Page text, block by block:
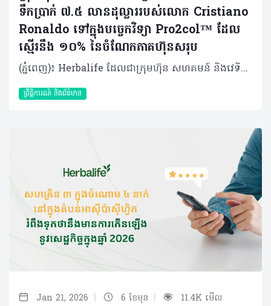
ទឹកប្រាក់ ៧.៥ លានដុល្លាររបស់លោក Cristiano
Ronaldo ទៅក្នុងបច្ចេកវិទ្យា Pro2col™ ដែល
ស្មើរនឹង ១០% នៃចំណែកភាគហ៊ុនសរុប
(ភ្នំពេញ)៖ Herbalife ដែលជាក្រុមហ៊ុន សហគមន៍ និងវេទិកាភ្ជាប់ទំនាក់ទំនង លំដាប់ថ្នាក់ពិភពលោក ផ្នែកសុខភាព និងសុខុមាលភាពនៅថ្ងៃនេះបានប្រកាសថា កីឡាករអន្តរជាតិលោក Cristiano Ronaldo បានទិញយកភាគហ៊ុន ១០% នៅក្នុងក្រុមហ៊ុន HBL Pro2col Software, LLC ដែលជាក្រុមហ៊ុនបុត្រសម្ព័ន្ធកាន់កាប់ទាំងស្រុងដោយក្រុមហ៊ុន Herbalife និងជាម្ចាស់កាន់កាប់បច្ចេកវិទ្យា Pro2col។ Pro2col គឺជាប្រព័ន្ធប្រតិបត្តិការសុខភាព និងសុខុមាលភាពផ្ទាល់ខ្លួនតាមបែបឌីជីថលជំនាន់ចុងក្រោយបង្អស់របស់ Herbalife ដែលត្រូវបានរចនាឡើងដើម្បីជំរុញការចូលរួមប្រចាំថ្ងៃ ការផ្លាស់ប្តូរឥរិយាបថប្រកបដោយនិរន្តរភាព និងលទ្ធផលដែលអាចវាស់វែងបាន តាមរយៈវិធីសាស្ត្រសុខុមាលភាពដែលផ្អែកលើទិន្នន័យដែលមានរចនាសម្ព័ន្ធច្បាស់លាស់។ លោក Ronaldo បានវិនិយោគទឹកប្រាក់ចំនួន ៧.៥ លានដុល្លារ រួមជាមួយការប្តេជ្ញាចិត្តក្នុងការផ្តល់នូវសេវាកម្ម និងសិទ្ធិឧបត្ថម្ភដល់ Pro2col Software។ ការវិនិយោគនេះសបញ្ជាក់ឱ្យឃើញពីការប្តេជ្ញាចិត្តរបស់លោកចំពោះសុខភាព និងអាហារូបត្ថម្ភ។ វាក៏ឆ្លុះបញ្ចាំងពីទំនុកចិត្តរបស់លោកចំពោះអនាគតនៃអាហារូបត្ថម្ភផ្ទាល់ខ្លួន និងចក្ខុវិស័យរបស់ Herbalife ក្នុងការធ្វើឱ្យកម្មវិធីសុខុមាលភាពផ្ទាល់ខ្លួននេះ អាចត្រូវបានប្រើប្រាស់បានទូលំទូលាយទូទាំងពិភពលោក ដោយរួមបញ្ចូលគ្នានូវបច្ចេកវិទ្យាច្នៃប្រឌិត និងសហគមន៍អ្នកចែកចាយដ៏ធំរបស់យើង។ Herbalife បានក្លាយជាដៃគូអាហារូបត្ថម្ភរបស់លោក Ronaldo ចាប់តាំងពីឆ្នាំ ២០១៣ មកម្ល៉េះ ដោយលោកបានដើរតួចយ៉ាងសំខាន់ក្នុងការចូលរួមជម្រុញការប្រើប្រាស់អាហារូបត្ថម្ភឱ្យកាន់តែប្រសើរឡើងនៅទូទាំងពិភពលោក។ កន្លងមក Herbalife និងលោក Ronaldo បានសហការគ្នាលើការដាក់ចេញនូវផលិតផល Herbalife24® CR7 Drive ដែលជាភេសជ្ជៈកីឡាដែលត្រូវបានបង្កើតឡើងដើម្បីបំពេញតម្រូវការអាហារូបត្ថម្ភ និងតម្រូវការសម្រាប់ការលេងកីឡារបស់វីរបុរសបាល់ទាត់ពិភពលោករូបនេះ និងផ្តល់អត្ថប្រយោជន៍ដល់កីឡាករគ្រប់កម្រិតនៅជុំវិញពិភពលោក។ លោក Stephan Gratziani អគ្គនាយកប្រតិបត្តិក្រុមហ៊ុន Herbalife បានមានប្រសាសន៍ថា៖ «លោក Cristiano គឺជាដៃគូដ៏មានតម្លៃអស់រយៈពេលជាងមួយទសវត្សរ៍មកហើយ ហើយការសម្រេចចិត្តរបស់លោកក្នុងការទិញយកភាគហ៊ុននៅក្នុង Pro2col គឺជាចំណុចរបត់ដ៏សំខាន់មួយនៅក្នុងទំនាក់ទំនងរបស់យើង»។ «ការវិនិយោគរបស់លោកឆ្លុះបញ្ចាំងពីជំនឿរួមគ្នាលើឥទ្ធិពលនៃអាហារូបត្ថម្ភ ទិន្នន័យ បញ្ញាសិប្បនិម្មិត និងការលើកកម្ពស់ការយល់ដឹងផ្ទាល់ខ្លួន ដើម្បីជំរុញឱ្យលទ្ធផលសុខភាពបុគ្គលកាន់តែប្រសើរឡើងៗ ក៏ដូចជាពង្រឹងទំនុកចិត្តរបស់លោកទៅលើរបស់ Pro2col​ ផងដែរ»។ Pro2col ប្រើប្រាស់ទិន្នន័យផ្ទាល់ខ្លួនរបស់បុគ្គលម្នាក់ៗ ដើម្បីបង្កើតផែនការសុខុមាលភាពជាក់លាក់សម្រាប់បុគ្គលនោះ ជាមួយនឹងប្រព័ន្ធតាមដានអាហារូបត្ថម្ភឆ្លាតវៃ។ កម្មវិធីនេះអាចសម្របខ្លួនទៅទៅតាមរបៀបរស់នៅរបស់បុគ្គលម្នាក់ៗ ដែលវានឹងធ្វើឱ្យកម្មវិធីសុខុមាលក្លាយជារឿងសាមញ្ញ និងមានលក្ខណៈឯកជន។ ចំណុចស្នូលរបស់វាគឺ Pro2Score ដែលជាប្រព័ន្ធវាយតម្លៃសុខុមាលភាព នឹងតាមដានចំណុចសំខាន់ៗ ដែលត្រូវបានរចនាឡើងដើម្បីផ្តល់នូវភាពច្បាស់លាស់ ការលើកទឹកចិត្ត និងទិន្នន័យដែលអាចយកមកអនុវត្តបានជាក់ស្តែង។លើសពីនេះទៅទៀត Pro2col ក៏ផ្តល់ជូនអ្នកចែកចាយឯករាជ្យរបស់ Herbalife នូវឧបករណ៍ចាំបាច់ និងចំណេះដឹងបន្ថែមអំពីវេទិកានេះ ដើម្បីជួយគាំទ្រដល់អតិថិជនរបស់ពួកគេឱ្យទទួលបាននូវកម្មវិធីសុខុមាលភាពផ្ទាល់ខ្លួនដែលអាចចូលប្រើប្រាស់បានដោយងាយ និងអាចពង្រីកវិសាលភាពបានវែងឆ្ងាយបន្តទៀត។ លោក Cristiano Ronaldo បានមានប្រសាសន៍ថា៖ «បន្ទាប់ពីបានរួមរស់ជាមួយគ្នាអស់រយៈពេលជាងមួយទសវត្សរ៍ ទំនាក់ទំនងរបស់យើងមានមូលដ្ឋានលើទំនុកចិត្ត និងចក្ខុវិស័យរួមគ្នា។ ការវិនិយោគលើ Pro2col វាហាក់បីដូចជាការវិវត្តន៍តាមបែបធម្មជាតិដូច្នោះ។ ក្រៅតែអំពីការរតំណាងឱ្យ Herbalife នេះគឺជាការជួយរៀបចំ និងពង្រីកវេទិកាមួយដែលអាចផ្លាស់ប្តូររបៀបដែលមនុស្សអាចយកចិត្តទុកដាក់ទៅលើសុខភាព និងសុខុមាលភាពរបស់ពួកគេបានយ៉ាងពិតប្រាកដ»។ លោកក៏មានប្រសាសន៍បន្ថែមទៀតផងដែរថា «ខ្ញុំបានឃើញដោយផ្ទាល់ភ្នែកពីរបៀបដែល Herbalife រួមបញ្ចូលគ្នាទាំងវិទ្យាសាស្ត្រ ការច្នៃប្រឌិត និងការគាំទ្រដែលមានលក្ខណៈឯកជន ដើម្បីធ្វើឱ្យបញ្ហាសុខភាព និងសុខុមាលភាពកាន់តែងាយស្រួលចូលប្រើប្រាស់។ ការធ្វើការងាររួមគ្នាជាមួយ Herbalife ដើម្បីបង្កើតអ្វីមួយដែលមានឥទ្ធិពលយូរអង្វែង គឺជាអ្វីដែលជំរុញទឹកចិត្តខ្ញុំនៅក្នុងដំណាក់កាលនៃអាជីពរបស់ខ្ញុំនេះ»។ Pro2col គាំទ្រដល់យុទ្ធសាស្ត្ររយៈពេលវែងរបស់ Herbalife ក្នុងការក្លាយជាវេទិកាសុខភាព និងសុខុមាលភាពដែលតភ្ជាប់គ្នា និងផ្អែកលើទិន្នន័យ ដោយរួមបញ្ចូលនូវផលិតផលដែលមានគុណភាព សហគមន៍ដ៏ធំបញ្ញាសិប្បនិម្មិត និងសមត្ថភាពឌីជីថល ដើម្បីបម្រើអតិថិជនទូទាំងពិភពលោកឱ្យកាន់តែប្រសើរឡើង។ Herbalife បានចាប់ផ្តើមការសាកល្បង (beta rollout) Pro2col ជាដំណាក់កាលជាយុទ្ធសាស្ត្រ ដោយមានគោលបំណងប្រមូលការយល់ដឹងពីអ្នកប្រើប្រាស់ក្នុងទីផ្សារ ដែលនឹងគាំទ្រដល់ការចេញផ្សាយជាលក្ខណៈពាណិជ្ជកម្មកាន់តែទូលំទូលាយនាពេលអនាគល។ បច្ចុប្បន្ន ការចូលប្រើប្រាស់ដំណាក់កាលសាកល្បងនេះ មានសម្រាប់អ្នកចែកចាយ និងអតិថិជននៅក្នុងសហរដ្ឋអាមេរិក កាណាដា និងព័រតូរីកូតែប៉ុណ្ណោះ។ ក្រុមហ៊ុនរំពឹងថានឹងពង្រីកការចូលប្រើប្រាស់ដំណាក់កាលសាកល្បងទៅកាន់ទីផ្សារអន្តរជាតិបន្ថែមទៀត ដោយចាប់ផ្តើមពីទីផ្សារជ្រើសរើសក្នុងតំបន់ EMEA ក្នុងឆ្នាំ ២០២៦។ អំពីក្រុមហ៊ុន Herbalife ក្រុមហ៊ុន Herbalife (NYSE: HLF) គឺជាក្រុមហ៊ុនសុខភាព និងសុខុមាលភាពឈានមុខគេ និងជាសហគមន៍ដែលកំពុងផ្លាស់ប្តូរជីវិតរបស់មនុស្សជាមួយនឹងផលិតផលអាហារូបត្ថម្ភដ៏អស្ចារ្យ និងជាឱកាសអាជីវកម្មសម្រាប់អ្នកសមាជិកឯករាជ្យរបស់ខ្លួនចាប់តាំងពីឆ្នាំ 1980។ ក្រុមហ៊ុនផ្តល់ជូននូវផលិតផលដែលគាំទ្រដោយវិទ្យាសាស្រ្តដល់អ្នកប្រើប្រាស់នៅក្នុងទីផ្សារជាង90។ តាមរយៈសមាជិកឯករាជ្យដែលផ្តល់ជូននូវការបណ្តុះបណ្តាលមួយទល់មួយ និងផ្តល់ការគាំទ្រសហគមន៍ដោយបំផុសគំនិតឱ្យអតិថិជនប្រកាន់ខ្ជាប់នូវរបៀបរស់នៅដែលមានភាពសកម្ម។
ព្រឹត្តិការណ៍ និងព័ត៌មាន
Jan 21, 2026 | 6 ខែមុន | 11.4K មើល